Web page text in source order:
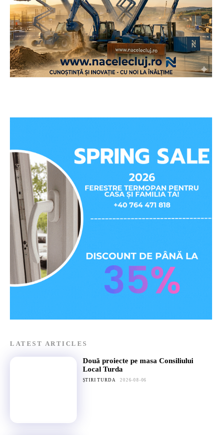
LATEST ARTICLES
Două proiecte pe masa Consiliului
Local Turda
ȘTIRI TURDA 2026-08-06